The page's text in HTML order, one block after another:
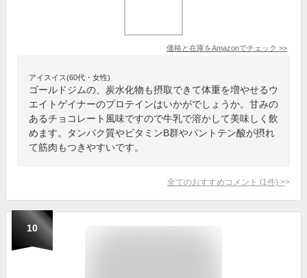
価格と在庫をAmazonでチェック >>
アイスイス(60代・女性)
ゴールドジムの、炭水化物も摂取できて体重を増やせるウ
エイトゲイナーのプロテインはいかがでしょうか。甘みの
あるチョコレート風味ですので牛乳で溶かして美味しく飲
めます。タンパク質やビタミンB群やパントテン酸が摂れ
て筋肉もつきやすいです。
全てのおすすめコメント (1 件) >
10